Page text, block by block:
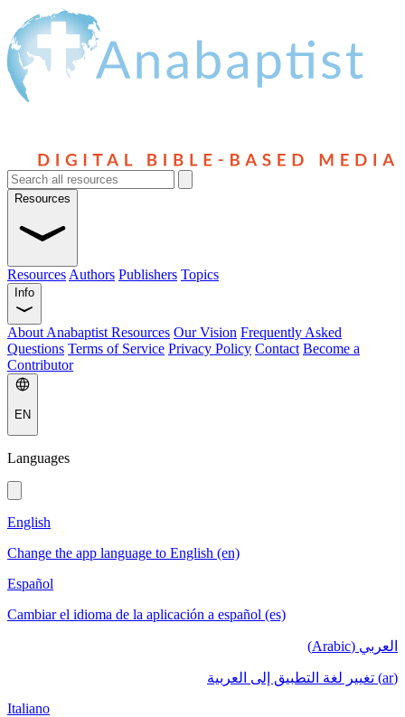
Resources
Resources Authors Publishers Topics
Info
About Anabaptist Resources Our Vision Frequently Asked
Questions Terms of Service Privacy Policy Contact Become a
Contributor
EN
Languages
English
Change the app language to English (en)
Español
Cambiar el idioma de la aplicación a español (es)
العربي (Arabic)
(ar) تغيير لغة التطبيق إلى العربية
Italiano